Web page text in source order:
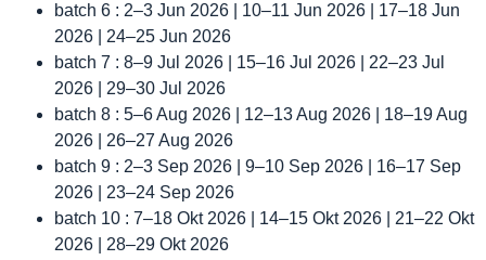
batch 6 : 2–3 Jun 2026 | 10–11 Jun 2026 | 17–18 Jun
2026 | 24–25 Jun 2026
batch 7 : 8–9 Jul 2026 | 15–16 Jul 2026 | 22–23 Jul
2026 | 29–30 Jul 2026
batch 8 : 5–6 Aug 2026 | 12–13 Aug 2026 | 18–19 Aug
2026 | 26–27 Aug 2026
batch 9 : 2–3 Sep 2026 | 9–10 Sep 2026 | 16–17 Sep
2026 | 23–24 Sep 2026
batch 10 : 7–18 Okt 2026 | 14–15 Okt 2026 | 21–22 Okt
2026 | 28–29 Okt 2026